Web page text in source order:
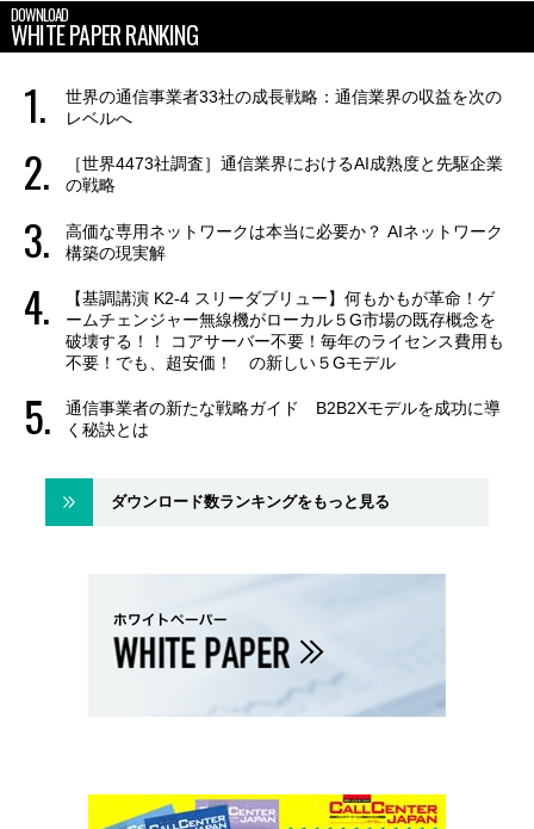
DOWNLOAD
WHITE PAPER RANKING
世界の通信事業者33社の成長戦略：通信業界の収益を次の
レベルへ
［世界4473社調査］通信業界におけるAI成熟度と先駆企業
の戦略
高価な専用ネットワークは本当に必要か？ AIネットワーク
構築の現実解
【基調講演 K2-4 スリーダブリュー】何もかもが革命！ゲ
ームチェンジャー無線機がローカル５G市場の既存概念を
破壊する！！ コアサーバー不要！毎年のライセンス費用も
不要！でも、超安価！ の新しい５Gモデル
通信事業者の新たな戦略ガイド B2B2Xモデルを成功に導
く秘訣とは
ダウンロード数ランキングをもっと見る